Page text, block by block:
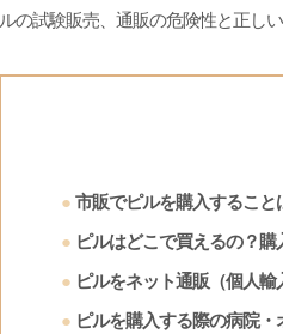
ルの試験販売、通販の危険性と正し
市販でピルを購入すること
ピルはどこで買えるの？購
ピルをネット通販（個人
ピルを購入する際の病院